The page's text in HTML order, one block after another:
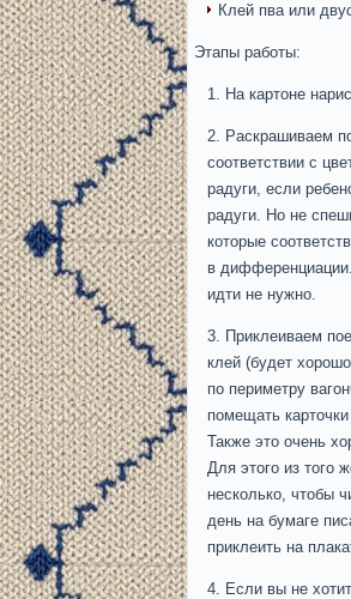
Клей пва или
Этапы работы:
На картоне
Раскрашиваем
соответствии с
радуги, если
радуги. Но не
которые
в
идти не нужно.
Приклеиваем
клей (будет
по периметру
помещать
Также это очень
Для этого из того
несколько, чтобы
день на бумаге
приклеить на
Если вы не